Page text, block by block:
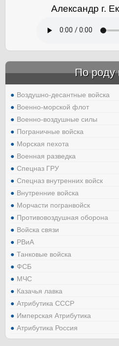
Александр г.
По роду
Воздушно-десантные войска
Военно-морской флот
Военно-воздушные силы
Пограничные войска
Морская пехота
Военная разведка
Спецназ ГРУ
Спецназ внутренних войск
Внутренние войска
Морчасти погранвойск
Противовоздушная оборона
Войска связи
РВиА
Танковые войска
ФСБ
МЧС
Казачья лавка
Атрибутика СССР
Имперская Атрибутика
Атрибутика Россия